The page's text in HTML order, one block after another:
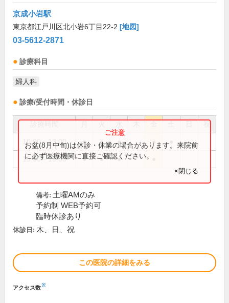
京成小岩駅
東京都江戸川区北小岩6丁目22-2 [地図]
03-5612-2871
診療科目
婦人科
診療/受付時間・休診日
祝
10:00～13:00 ● ● ● ●
15:00～19:00 ● ● ●
お盆(8月中旬)は休診・休業の場合があります。来院前
に必ず医療機関に直接ご確認ください。
×閉じる
備考: 土曜AMのみ
予約制 WEB予約可
臨時休診あり
休診日: 木、日、祝
この医院の詳細をみる
アクセス数※